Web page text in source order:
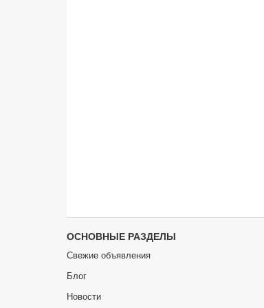
ОСНОВНЫЕ РАЗДЕЛЫ
Свежие объявления
Блог
Новости